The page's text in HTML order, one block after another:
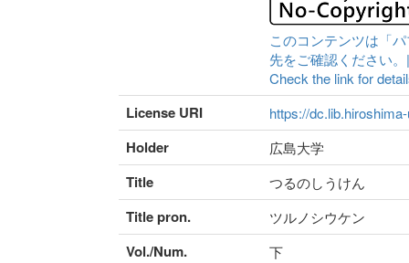
このコンテンツは「
先をご確認ください
Check the link for
License URI https://
Holder 広島大学
Title つるのしうけん
Title pron. ツルノシウケン
Vol./Num. 下